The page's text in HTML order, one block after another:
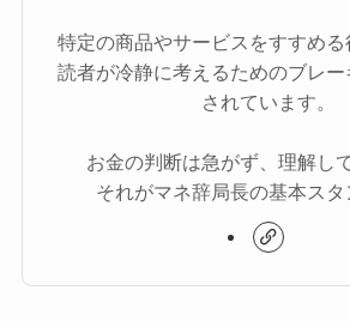
特定の商品やサービスをすすめる
読者が冷静に考えるためのブレ
されています。
お金の判断は急がず、理解し
それがマネ辞局長の基本スタ